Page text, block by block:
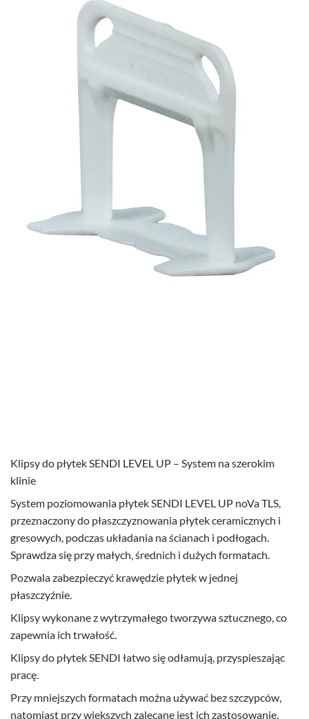
Klipsy do płytek SENDI LEVEL UP – System na szerokim
klinie
System poziomowania płytek SENDI LEVEL UP noVa TLS,
przeznaczony do płaszczyznowania płytek ceramicznych i
gresowych, podczas układania na ścianach i podłogach.
Sprawdza się przy małych, średnich i dużych formatach.
Pozwala zabezpieczyć krawędzie płytek w jednej
płaszczyźnie.
Klipsy wykonane z wytrzymałego tworzywa sztucznego, co
zapewnia ich trwałość.
Klipsy do płytek SENDI łatwo się odłamują, przyspieszając
pracę.
Przy mniejszych formatach można używać bez szczypców,
natomiast przy większych zalecane jest ich zastosowanie.